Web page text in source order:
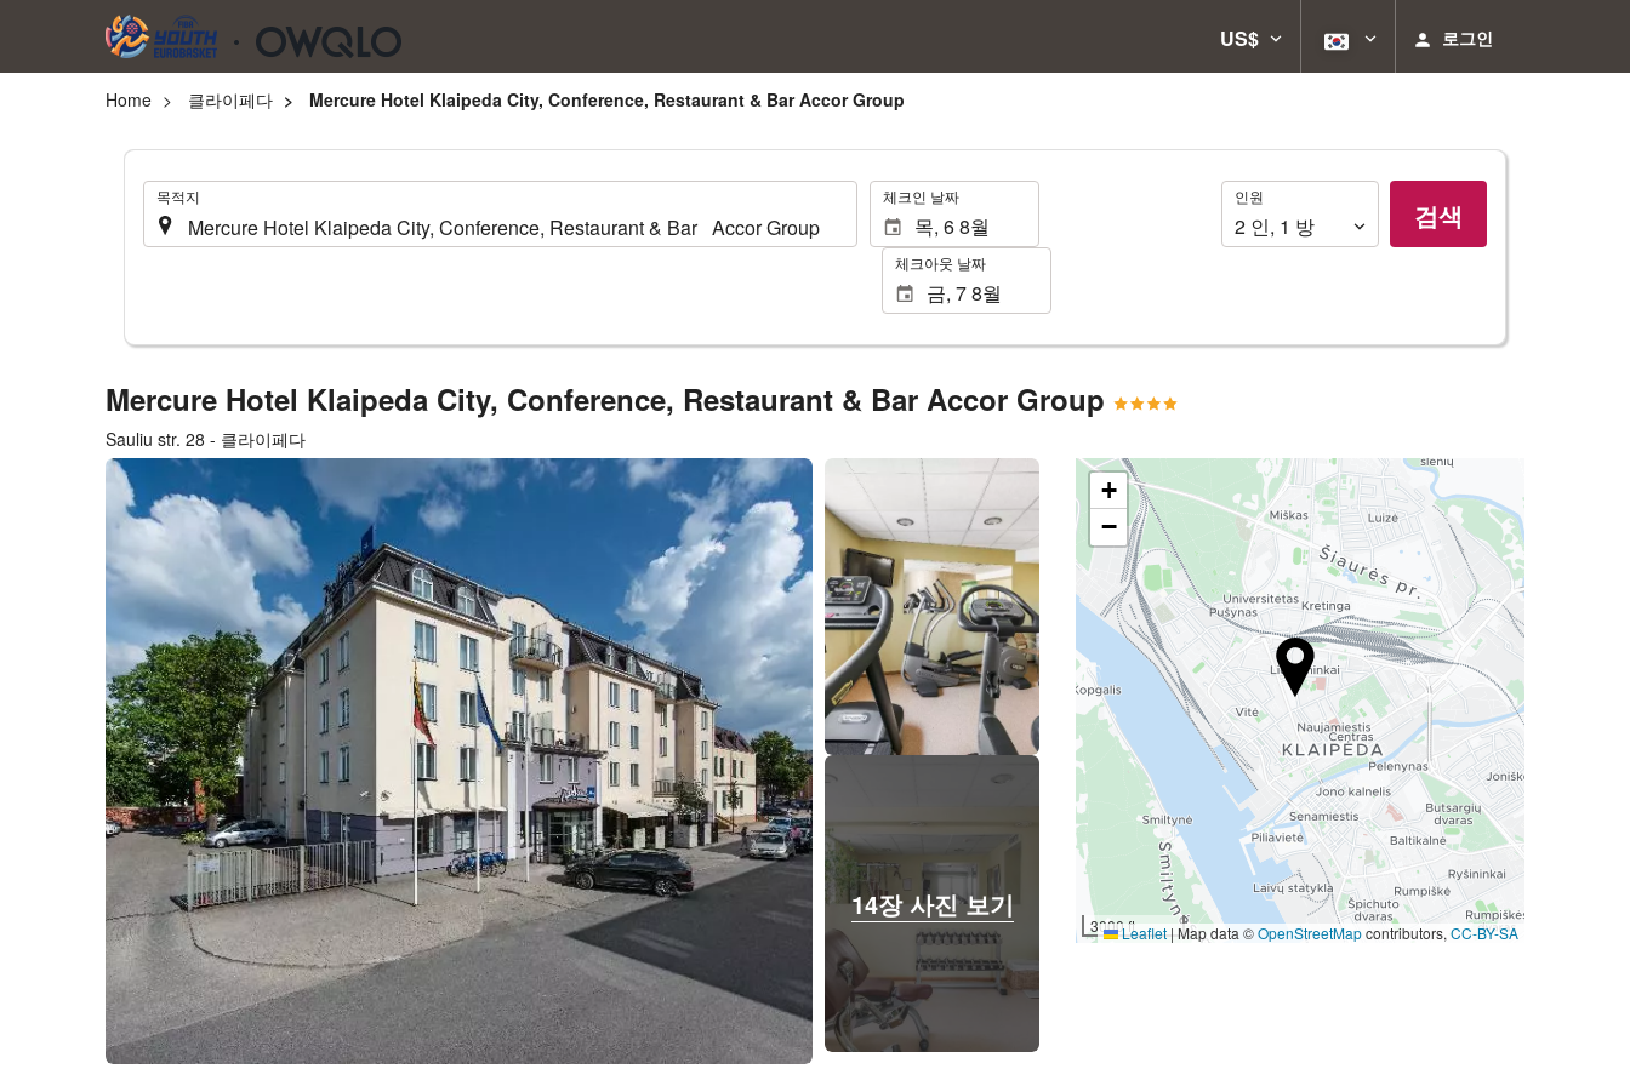
US$ 로그인
Home 클라이페다 Mercure Hotel Klaipeda City, Conference, Restaurant & Bar Accor Group
. 목적지 . 체크인 날짜
체크아웃 날짜
인
원
인원
2 인, 1 방 검색
Mercure Hotel Klaipeda City, Conference, Restaurant & Bar Accor Group
Sauliu str. 28 - 클라이페다
14장 사진 보기
14장 사진 보기
+
−
3000 ftLeaflet|Map data ©OpenStreetMapcontributors, CC-BY-SA